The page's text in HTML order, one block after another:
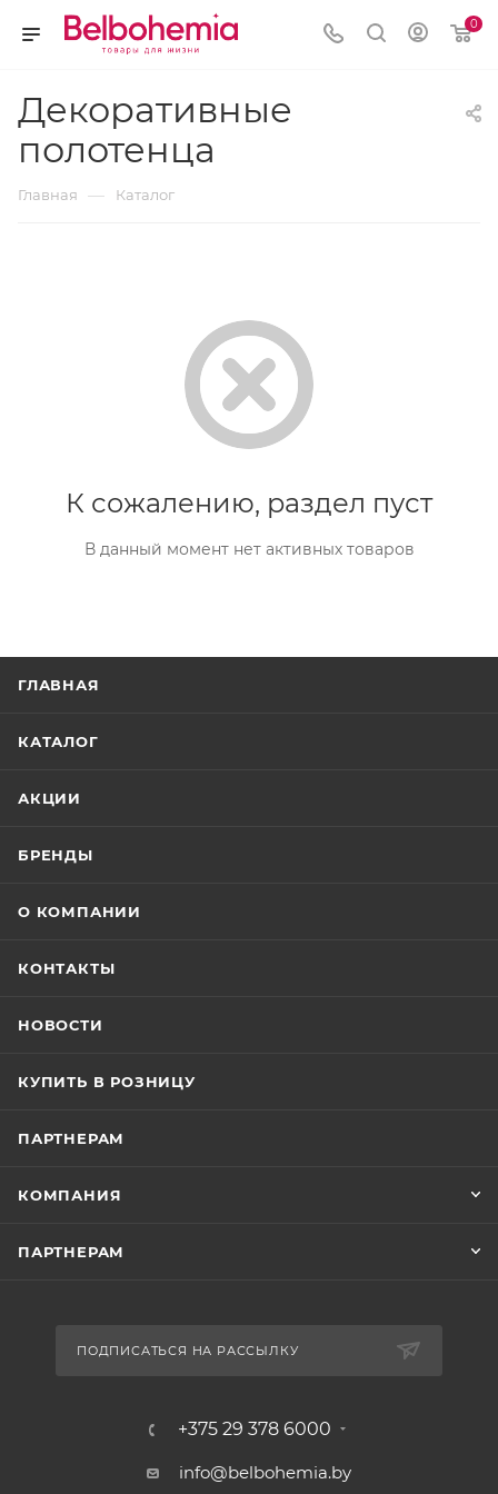
0
Декоративные
полотенца
Главная — Каталог
К сожалению, раздел пуст
В данный момент нет активных товаров
ГЛАВНАЯ
КАТАЛОГ
АКЦИИ
БРЕНДЫ
О КОМПАНИИ
КОНТАКТЫ
НОВОСТИ
КУПИТЬ В РОЗНИЦУ
ПАРТНЕРАМ
КОМПАНИЯ
ПАРТНЕРАМ
ПОДПИСАТЬСЯ НА РАССЫЛКУ
+375 29 378 6000
info@belbohemia.by